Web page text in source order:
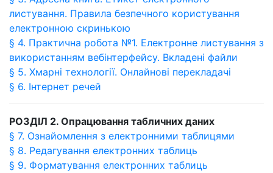
листування. Правила безпечного користування
електронною скринькою
§ 4. Практична робота №1. Електронне листування з
використанням вебінтерфейсу. Вкладені файли
§ 5. Хмарні технології. Онлайнові перекладачі
§ 6. Інтернет речей
РОЗДІЛ 2. Опрацювання табличних даних
§ 7. Ознайомлення з електронними таблицями
§ 8. Редагування електронних таблиць
§ 9. Форматування електронних таблиць